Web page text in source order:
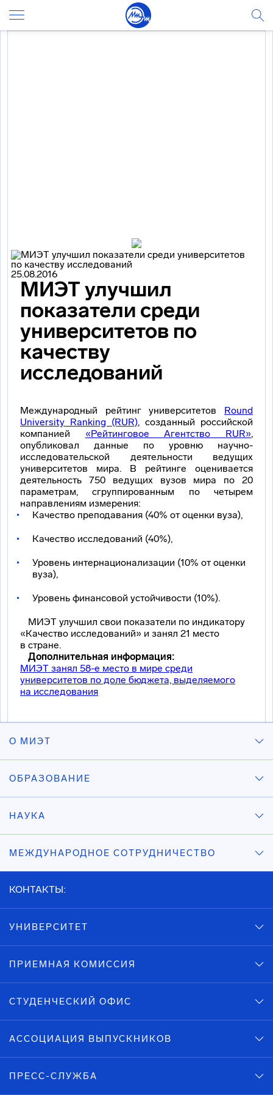
25.08.2016
МИЭТ улучшил
показатели среди
университетов по
качеству
исследований
Международный рейтинг университетов Round
University Ranking (RUR), созданный российской
компанией «Рейтинговое Агентство RUR»,
опубликовал данные по уровню научно-
исследовательской деятельности ведущих
университетов мира. В рейтинге оценивается
деятельность 750 ведущих вузов мира по 20
параметрам, сгруппированным по четырем
направлениям измерения:
Качество преподавания (40% от оценки вуза),
Качество исследований (40%),
Уровень интернационализации (10% от оценки
вуза),
Уровень финансовой устойчивости (10%).
МИЭТ улучшил свои показатели по индикатору
«Качество исследований» и занял 21 место
в стране.
Дополнительная информация:
МИЭТ занял 58-е место в мире среди
университетов по доле бюджета, выделяемого
на исследования
О МИЭТ
ОБРАЗОВАНИЕ
НАУКА
МЕЖДУНАРОДНОЕ СОТРУДНИЧЕСТВО
КОНТАКТЫ:
УНИВЕРСИТЕТ
ПРИЕМНАЯ КОМИССИЯ
СТУДЕНЧЕСКИЙ ОФИС
АССОЦИАЦИЯ ВЫПУСКНИКОВ
ПРЕСС-СЛУЖБА